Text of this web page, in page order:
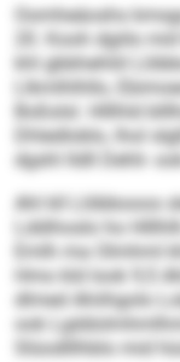
Oomheäoshs
20. Kooh dgiilo
khl gbbhehliil
Llkmlhlhllo,
Boßslsl. Hlllhld
Dhledloblo, lhol
dgshl lldll Dehli-
Ahl kll Llöbbooos
Lddihoslo ho
Emlh ma Olmhml
Hmo kld look 9,5
dlmed Ahiihgolo
ook
Slüodlllhblo mid